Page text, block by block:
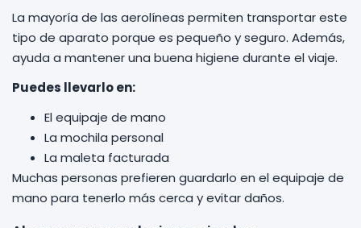
La mayoría de las aerolíneas permiten transportar este
tipo de aparato porque es pequeño y seguro. Además,
ayuda a mantener una buena higiene durante el viaje.
Puedes llevarlo en:
El equipaje de mano
La mochila personal
La maleta facturada
Muchas personas prefieren guardarlo en el equipaje de
mano para tenerlo más cerca y evitar daños.